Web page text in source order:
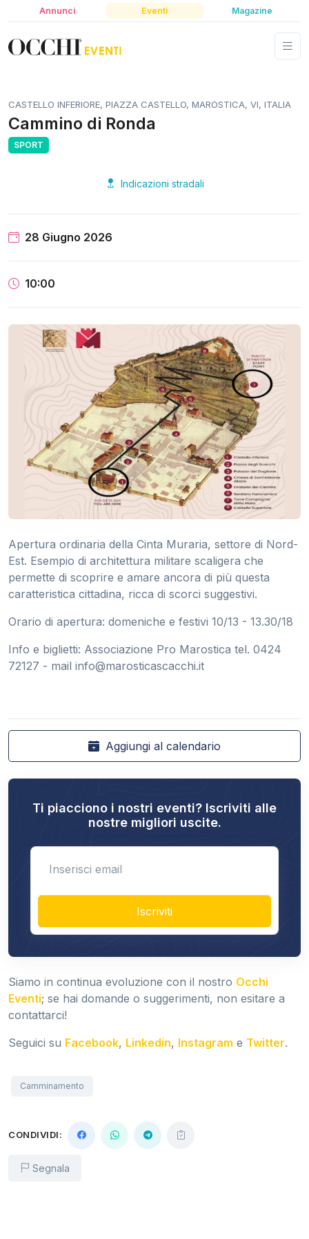
Annunci Eventi Magazine
CASTELLO INFERIORE, PIAZZA CASTELLO, MAROSTICA, VI, ITALIA
Cammino di Ronda
SPORT
Indicazioni stradali
28 Giugno 2026
10:00
Apertura ordinaria della Cinta Muraria, settore di Nord-
Est. Esempio di architettura militare scaligera che
permette di scoprire e amare ancora di più questa
caratteristica cittadina, ricca di scorci suggestivi.
Orario di apertura: domeniche e festivi 10/13 - 13.30/18
Info e biglietti: Associazione Pro Marostica tel. 0424
72127 - mail info@marosticascacchi.it
Aggiungi al calendario
Ti piacciono i nostri eventi? Iscriviti alle
nostre migliori uscite.
Iscriviti
Siamo in continua evoluzione con il nostro Occhi
Eventi; se hai domande o suggerimenti, non esitare a
contattarci!
Seguici su Facebook, Linkedin, Instagram e Twitter.
Camminamento
CONDIVIDI:
Segnala